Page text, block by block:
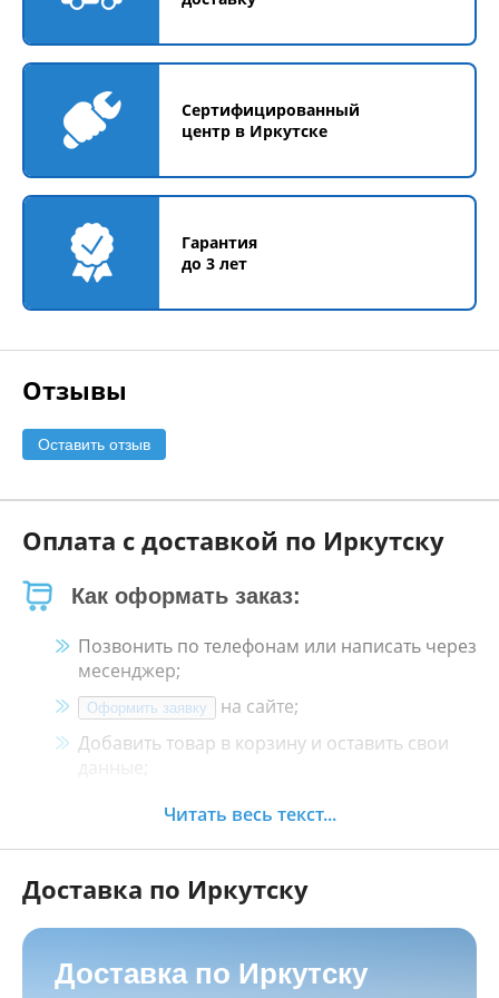
Сертифицированный
центр в Иркутске
Гарантия
до 3 лет
Отзывы
Оставить отзыв
Оплата с доставкой по Иркутску
Как оформать заказ:
Позвонить по телефонам или написать через
месенджер;
Оформить заявку
на сайте;
Добавить товар в корзину и оставить свои
данные;
Менеджер свяжется с Вами в течение 30
Как оплатить:
Наличными, пластиковой картой, кредитной
картой и картой ХАЛВА в кассе нашего
магазина по адресуг. Иркутск, ул. Баррикад
Читать весь текст...
Доставка по Иркутску
Доставка по Иркутску